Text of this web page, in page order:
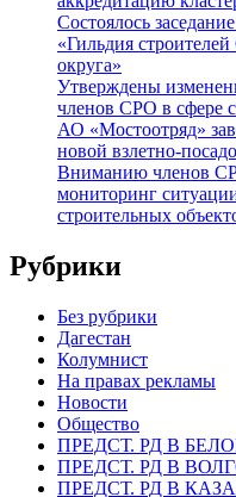
Состоялось
«Гильдия
округа»
Утверждены
членов СРО в сфере
АО «Мостоотряд»
новой взлетно-
Вниманию членов
мониторинг
строительных
Рубрики
Без рубрики
Дагестан
Колумнист
На правах рекламы
Новости
Общество
ПРЕДСТ. РД В
ПРЕДСТ. РД В
ПРЕДСТ. РД В